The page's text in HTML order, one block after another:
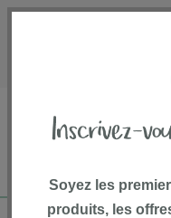
Soyez les
produits, les